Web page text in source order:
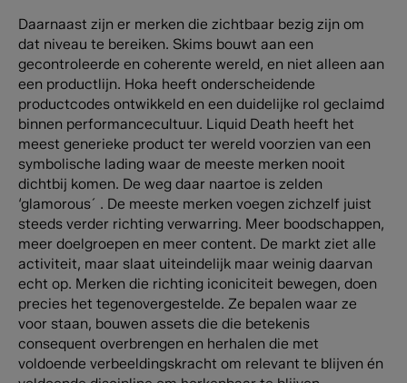
Daarnaast zijn er merken die zichtbaar bezig zijn om
dat niveau te bereiken. Skims bouwt aan een
gecontroleerde en coherente wereld, en niet alleen aan
een productlijn. Hoka heeft onderscheidende
productcodes ontwikkeld en een duidelijke rol geclaimd
binnen performancecultuur. Liquid Death heeft het
meest generieke product ter wereld voorzien van een
symbolische lading waar de meeste merken nooit
dichtbij komen. De weg daar naartoe is zelden
‘glamorous´ . De meeste merken voegen zichzelf juist
steeds verder richting verwarring. Meer boodschappen,
meer doelgroepen en meer content. De markt ziet alle
activiteit, maar slaat uiteindelijk maar weinig daarvan
echt op. Merken die richting iconiciteit bewegen, doen
precies het tegenovergestelde. Ze bepalen waar ze
voor staan, bouwen assets die die betekenis
consequent overbrengen en herhalen die met
voldoende verbeeldingskracht om relevant te blijven én